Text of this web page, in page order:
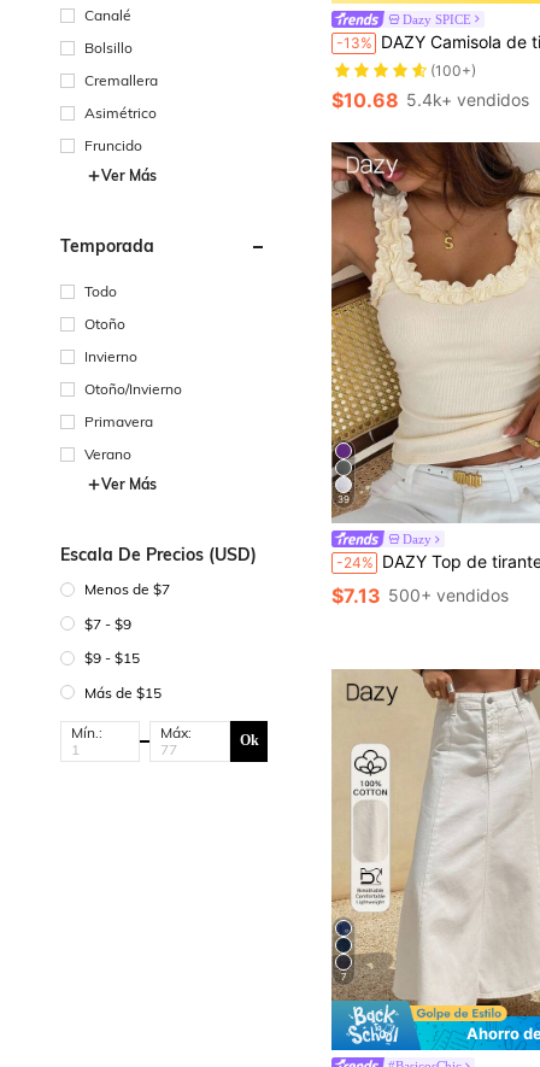
Canalé
Bolsillo
Cremallera
Asimétrico
Fruncido
Ver Más
Temporada
Todo
Otoño
Invierno
Otoño/Invierno
Primavera
Verano
Ver Más
Escala De Precios (USD)
Menos de $7
$7 - $9
$9 - $15
Más de $15
Mín.: Máx: Ok
Dazy SPICE
-13% DAZY Camisola de tirantes con encaje de color de contraste para mujer, adecuada para vacaciones,
#6 Más vendidos
(100+)
#6 Más vendidos
(100+)
#6 Más vendidos
(100+)
#6 Más vendidos
$10.68 5.4k+ vendidos
39
Dazy
-24% DAZY Top de tirantes casual de verano con
$7.13 500+ vendidos
7
Ahorro